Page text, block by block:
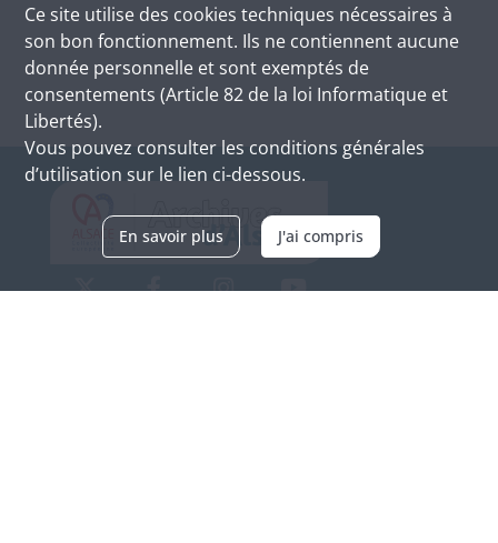
Ce site utilise des cookies techniques nécessaires à
son bon fonctionnement. Ils ne contiennent aucune
donnée personnelle et sont exemptés de
consentements (Article 82 de la loi Informatique et
Libertés).
Vous pouvez consulter les conditions générales
d’utilisation sur le lien ci-dessous.
En savoir plus J'ai compris